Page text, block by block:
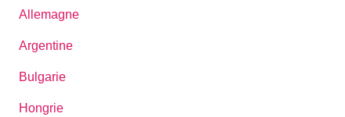
Allemagne
Argentine
Bulgarie
Hongrie